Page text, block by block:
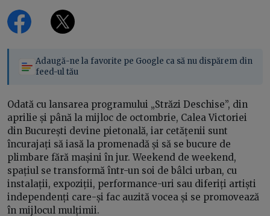
Adaugă-ne la favorite pe Google ca să nu dispărem din
feed-ul tău
Odată cu lansarea programului „Străzi Deschise”, din
aprilie și până la mijloc de octombrie, Calea Victoriei
din București devine pietonală, iar cetățenii sunt
încurajați să iasă la promenadă și să se bucure de
plimbare fără mașini în jur. Weekend de weekend,
spațiul se transformă într-un soi de bâlci urban, cu
instalații, expoziții, performance-uri sau diferiți artiști
independenți care-și fac auzită vocea și se promovează
în mijlocul mulțimii.